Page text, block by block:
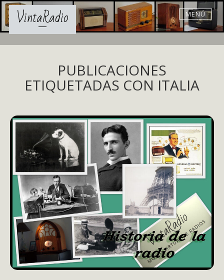
Skip
contentVintaRadio MENÚ
PUBLICACIONES
ETIQUETADAS CON ITALIA